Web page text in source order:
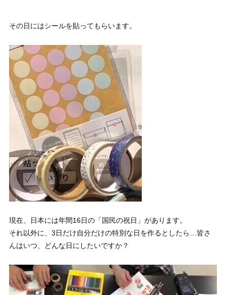
その日にはシールを貼ってもらいます。
現在、日本には年間16日の「国民の祝日」があります。
それ以外に、3日だけ自分だけの特別な日を作るとしたら…皆さ
んはいつ、どんな日にしたいですか？